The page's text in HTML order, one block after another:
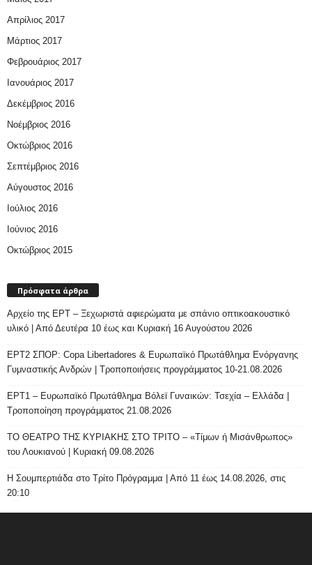
Απρίλιος 2017
Μάρτιος 2017
Φεβρουάριος 2017
Ιανουάριος 2017
Δεκέμβριος 2016
Νοέμβριος 2016
Οκτώβριος 2016
Σεπτέμβριος 2016
Αύγουστος 2016
Ιούλιος 2016
Ιούνιος 2016
Οκτώβριος 2015
Πρόσφατα άρθρα
Αρχείο της ΕΡΤ – Ξεχωριστά αφιερώματα με σπάνιο οπτικοακουστικό
υλικό | Από Δευτέρα 10 έως και Κυριακή 16 Αυγούστου 2026
ΕΡΤ2 ΣΠΟΡ: Copa Libertadores & Ευρωπαϊκό Πρωτάθλημα Ενόργανης
Γυμναστικής Ανδρών | Τροποποιήσεις προγράμματος 10-21.08.2026
ΕΡΤ1 – Ευρωπαϊκό Πρωτάθλημα Βόλεϊ Γυναικών: Τσεχία – Ελλάδα |
Τροποποίηση προγράμματος 21.08.2026
ΤΟ ΘΕΑΤΡΟ ΤΗΣ ΚΥΡΙΑΚΗΣ ΣΤΟ ΤΡΙΤΟ – «Τίμων ή Μισάνθρωπος»
του Λουκιανού | Κυριακή 09.08.2026
H Σουμπερτιάδα στο Τρίτο Πρόγραμμα | Από 11 έως 14.08.2026, στις
20:10